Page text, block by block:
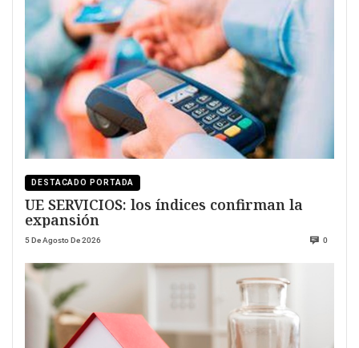
DESTACADO PORTADA
UE SERVICIOS: los índices confirman la
expansión
5 De Agosto De 2026 0